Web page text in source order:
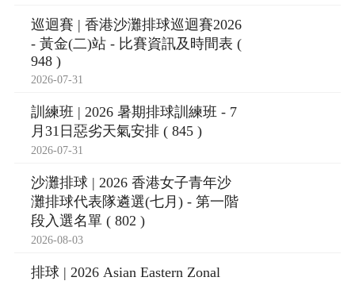
巡迴賽 | 香港沙灘排球巡迴賽2026
- 黃金(二)站 - 比賽資訊及時間表 (
948 )
2026-07-31
訓練班 | 2026 暑期排球訓練班 - 7
月31日惡劣天氣安排 ( 845 )
2026-07-31
沙灘排球 | 2026 香港女子青年沙
灘排球代表隊遴選(七月) - 第一階
段入選名單 ( 802 )
2026-08-03
排球 | 2026 Asian Eastern Zonal